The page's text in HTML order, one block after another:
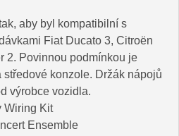
aby byl kompatibilní s
Fiat Ducato 3, Citroën
2. Povinnou podmínkou je
konzole. Držák nápojů
výrobce vozidla.